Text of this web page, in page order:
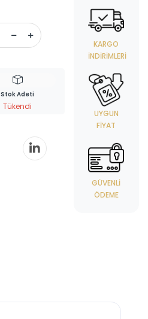
Stok Adeti
Tükendi
KARGO
İNDIRIMLERI
UYGUN
FIYAT
GÜVENLI
ÖDEME